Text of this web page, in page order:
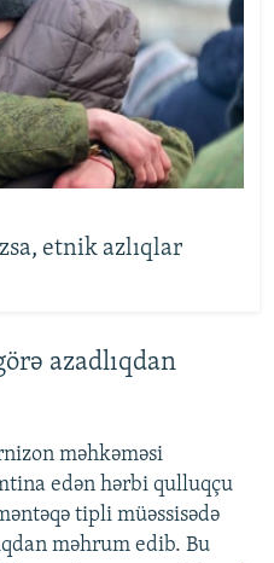
etnik azlıqlar
azadlıqdan
məhkəməsi
edən hərbi qulluqçu
tipli müəssisədə
məhrum edib. Bu